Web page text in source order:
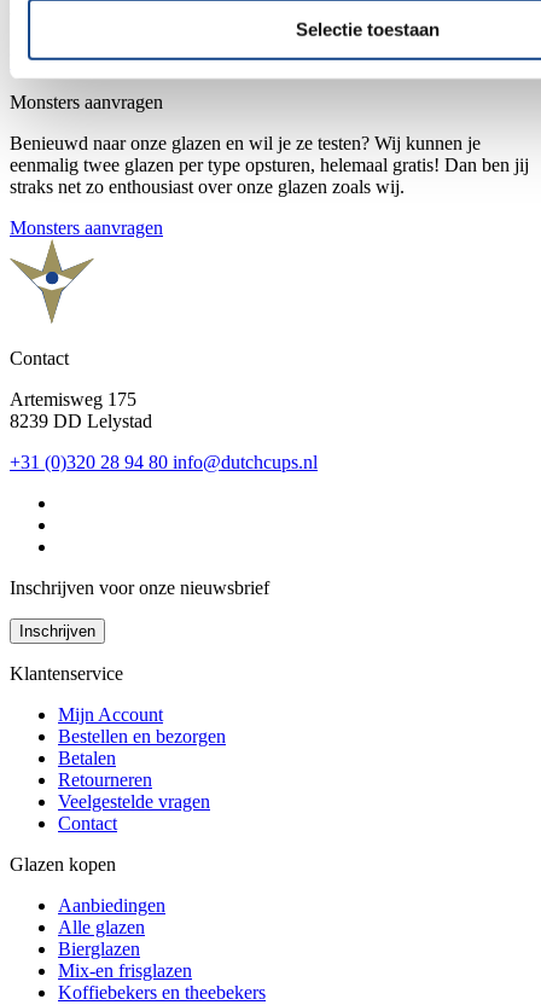
Selectie toestaan
benieuwd naar alle opties? Vraag een vrijblijvende offerte aan!
Vraag direct een offerte aan
Monsters aanvragen
Benieuwd naar onze glazen en wil je ze testen? Wij kunnen je
eenmalig twee glazen per type opsturen, helemaal gratis! Dan ben jij
straks net zo enthousiast over onze glazen zoals wij.
Monsters aanvragen
Contact
Artemisweg 175
8239 DD Lelystad
+31 (0)320 28 94 80 info@dutchcups.nl
Inschrijven voor onze nieuwsbrief
Inschrijven
Klantenservice
Mijn Account
Bestellen en bezorgen
Betalen
Retourneren
Veelgestelde vragen
Contact
Glazen kopen
Aanbiedingen
Alle glazen
Bierglazen
Mix-en frisglazen
Koffiebekers en theebekers